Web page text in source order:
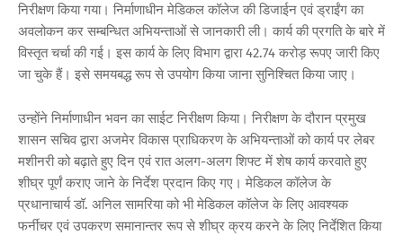
निरीक्षण किया गया। निर्माणाधीन मेडिकल कॉलेज की डिजाईन एवं ड्राईंग का
अवलोकन कर सम्बन्धित अभियन्ताओं से जानकारी ली। कार्य की प्रगति के बारे में
विस्तृत चर्चा की गई। इस कार्य के लिए विभाग द्वारा 42.74 करोड़ रूपए जारी किए
जा चुके हैं। इसे समयबद्ध रूप से उपयोग किया जाना सुनिश्चित किया जाए।
उन्होंने निर्माणाधीन भवन का साईट निरीक्षण किया। निरीक्षण के दौरान प्रमुख
शासन सचिव द्वारा अजमेर विकास प्राधिकरण के अभियन्ताओं को कार्य पर लेबर
मशीनरी को बढ़ाते हुए दिन एवं रात अलग-अलग शिफ्ट में शेष कार्य करवाते हुए
शीघ्र पूर्णं कराए जाने के निर्देश प्रदान किए गए। मेडिकल कॉलेज के
प्रधानाचार्य डॉ. अनिल सामरिया को भी मेडिकल कॉलेज के लिए आवश्यक
फर्नीचर एवं उपकरण समानान्तर रूप से शीघ्र क्रय करने के लिए निर्देशित किया